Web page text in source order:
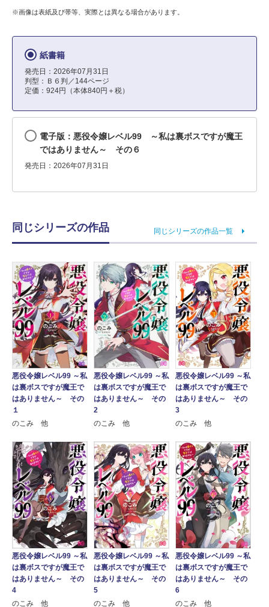
※画像は表紙及び帯等、実際とは異なる場合があります。
紙書籍
発売日：2026年07月31日
判型：Ｂ６判／144ページ
定価：924円（本体840円＋税）
電子版：悪役令嬢レベル99 ～私は裏ボスですが魔王
ではありません～ その６
発売日：2026年07月31日
同じシリーズの作品 同じシリーズの作品一覧
悪役令嬢レベル99 ～私
は裏ボスですが魔王で
はありません～ その
１
のこみ 他
悪役令嬢レベル99 ～私
は裏ボスですが魔王で
はありません～ その
2
のこみ 他
悪役令嬢レベル99 ～私
は裏ボスですが魔王で
はありません～ その
3
のこみ 他
悪役令嬢レベル99 ～私
は裏ボスですが魔王で
はありません～ その
4
のこみ 他
悪役令嬢レベル99 ～私
は裏ボスですが魔王で
はありません～ その
5
のこみ 他
悪役令嬢レベル99 ～私
は裏ボスですが魔王で
はありません～ その
6
のこみ 他